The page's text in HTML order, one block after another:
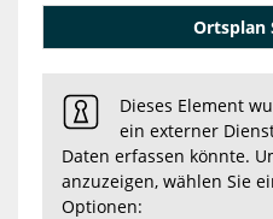
Ortsplan
Dieses Element
ein externer
Daten erfassen könnte.
anzuzeigen, wählen Sie
Optionen: